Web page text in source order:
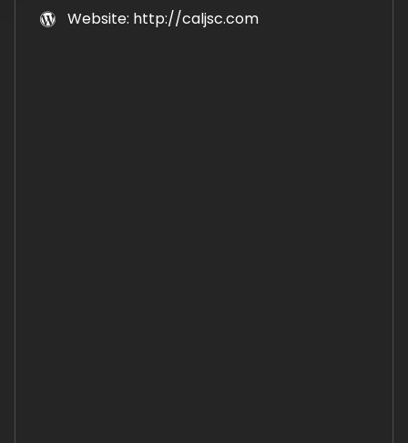
Website: http://caljsc.com